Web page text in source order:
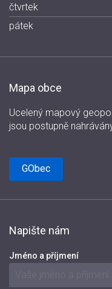
čtvrtek
pátek
Mapa obce
Ucelený mapový
jsou postupně
GObec
Napište nám
Jméno a příjmení